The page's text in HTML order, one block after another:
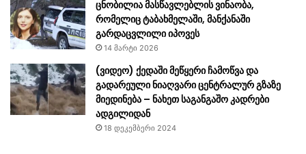
ცნობილია მასწავლებლის ვინაობა,
რომელიც ტაბახმელაში, მანქანაში
გარდაცვლილი იპოვეს
14 მარტი 2026
(ვიდეო) ქედაში მეწყერი ჩამოწვა და
გადარეული ნიაღვარი ცენტრალურ გზაზე
მიედინება – ნახეთ საგანგაშო კადრები
ადგილიდან
18 დეკემბერი 2024